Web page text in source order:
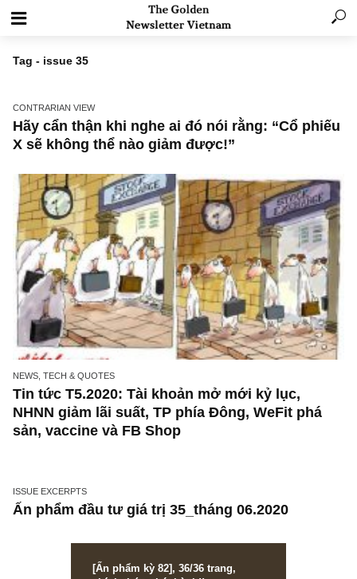
Tag - issue 35
CONTRARIAN VIEW
Hãy cẩn thận khi nghe ai đó nói rằng: “Cổ
NEWS, TECH & QUOTES
Tin tức T5.2020: Tài khoản mở mới kỷ lục,
ISSUE EXCERPTS
Ấn phẩm đầu tư giá trị 35_tháng 06.2020